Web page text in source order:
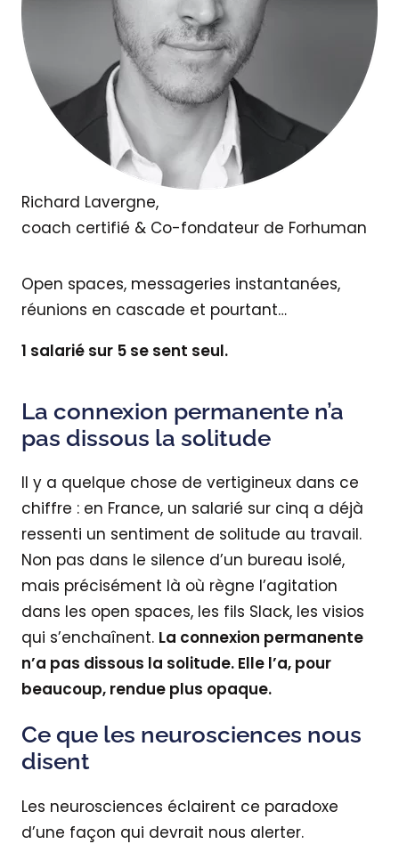
Richard Lavergne,
coach certifié & Co-fondateur de Forhuman
Open spaces, messageries instantanées,
réunions en cascade et pourtant…
1 salarié sur 5 se sent seul.
La connexion permanente n’a
pas dissous la solitude
Il y a quelque chose de vertigineux dans ce
chiffre : en France, un salarié sur cinq a déjà
ressenti un sentiment de solitude au travail.
Non pas dans le silence d’un bureau isolé,
mais précisément là où règne l’agitation
dans les open spaces, les fils Slack, les visios
qui s’enchaînent. La connexion permanente
n’a pas dissous la solitude. Elle l’a, pour
beaucoup, rendue plus opaque.
Ce que les neurosciences nous
disent
Les neurosciences éclairent ce paradoxe
d’une façon qui devrait nous alerter.